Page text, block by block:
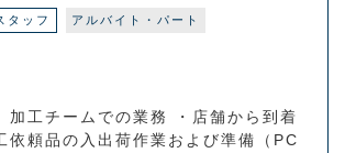
タッフ アルバイト・パート
工チームでの業務 ・店舗から到着
依頼品の入出荷作業および準備（PC